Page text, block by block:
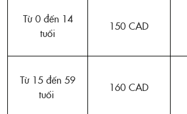
Từ 0 đến 14
tuổi
150 CAD
Từ 15 đến 59
tuổi
160 CAD